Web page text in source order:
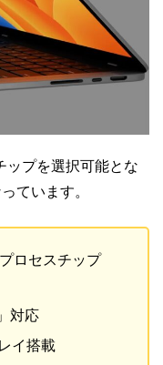
プを選択可能とな
ています。
ロセスチップ
対応
イ搭載